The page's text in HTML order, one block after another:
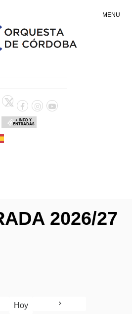
+ INFO Y
ENTRADAS
2026/27
Hoy
MENU